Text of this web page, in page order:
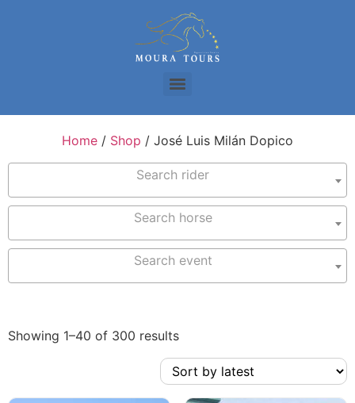
Home / Shop / José Luis Milán Dopico
Search rider
Search horse
Search event
Showing 1–40 of 300 results